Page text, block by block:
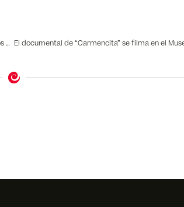
“Flamenco Íntimo” el flamenco más VIP que se vende en los hoteles de 5* de Sevilla